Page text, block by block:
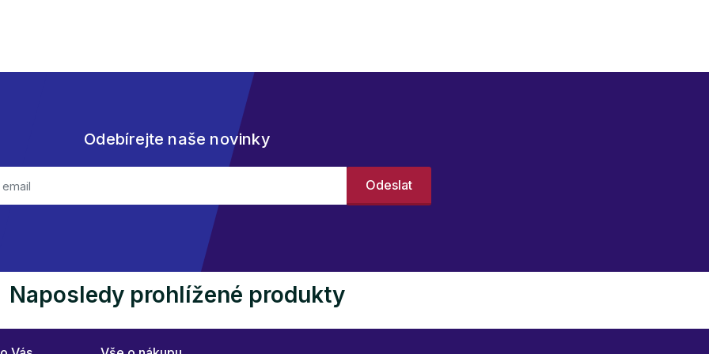
Odebírejte naše novinky
Naposledy prohlížené produkty